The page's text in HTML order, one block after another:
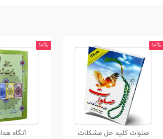
10%
صلوات کلید حل مشکلات
10%
آنگاه